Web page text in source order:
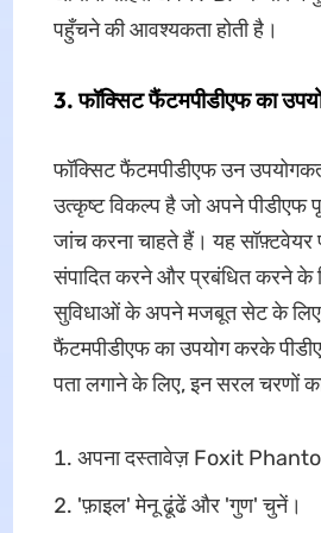
पहुँचने की आवश्यकता होती है।
3. फॉक्सिट फैंटमपीडीएफ का
फॉक्सिट फैंटमपीडीएफ उन
उत्कृष्ट विकल्प है जो अपने पीडीएफ
जांच करना चाहते हैं। यह सॉफ़्टवेयर
संपादित करने और प्रबंधित करने के
सुविधाओं के अपने मजबूत सेट के लिए
फैंटमपीडीएफ का उपयोग करके
पता लगाने के लिए, इन सरल चरणों
अपना दस्तावेज़ Foxit
'फ़ाइल' मेनू ढूंढें और 'गुण' चुनें।